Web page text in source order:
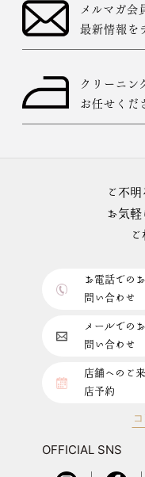
メルマガ会
最新情報を
クリーニン
お任せくだ
ご不
お気
お電話でのお
問い合わせ
メールでのお
問い合わせ
店舗へのご来
店予約
OFFICIAL SNS